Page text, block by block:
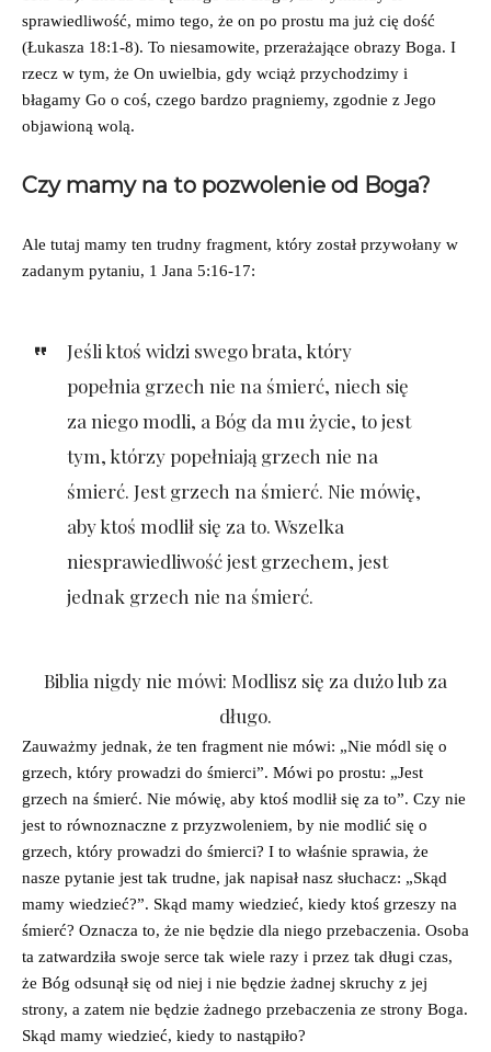
sprawiedliwość, mimo tego, że on po prostu ma już cię dość
(Łukasza 18:1-8). To niesamowite, przerażające obrazy Boga. I
rzecz w tym, że On uwielbia, gdy wciąż przychodzimy i
błagamy Go o coś, czego bardzo pragniemy, zgodnie z Jego
objawioną wolą.
Czy mamy na to pozwolenie od Boga?
Ale tutaj mamy ten trudny fragment, który został przywołany w
zadanym pytaniu, 1 Jana 5:16-17:
Jeśli ktoś widzi swego brata, który
popełnia grzech nie na śmierć, niech się
za niego modli, a Bóg da mu życie, to jest
tym, którzy popełniają grzech nie na
śmierć. Jest grzech na śmierć. Nie mówię,
aby ktoś modlił się za to. Wszelka
niesprawiedliwość jest grzechem, jest
jednak grzech nie na śmierć.
Biblia nigdy nie mówi: Modlisz się za dużo lub za
długo.
Zauważmy jednak, że ten fragment nie mówi: „Nie módl się o
grzech, który prowadzi do śmierci”. Mówi po prostu: „Jest
grzech na śmierć. Nie mówię, aby ktoś modlił się za to”. Czy nie
jest to równoznaczne z przyzwoleniem, by nie modlić się o
grzech, który prowadzi do śmierci? I to właśnie sprawia, że
nasze pytanie jest tak trudne, jak napisał nasz słuchacz: „Skąd
mamy wiedzieć?”. Skąd mamy wiedzieć, kiedy ktoś grzeszy na
śmierć? Oznacza to, że nie będzie dla niego przebaczenia. Osoba
ta zatwardziła swoje serce tak wiele razy i przez tak długi czas,
że Bóg odsunął się od niej i nie będzie żadnej skruchy z jej
strony, a zatem nie będzie żadnego przebaczenia ze strony Boga.
Skąd mamy wiedzieć, kiedy to nastąpiło?